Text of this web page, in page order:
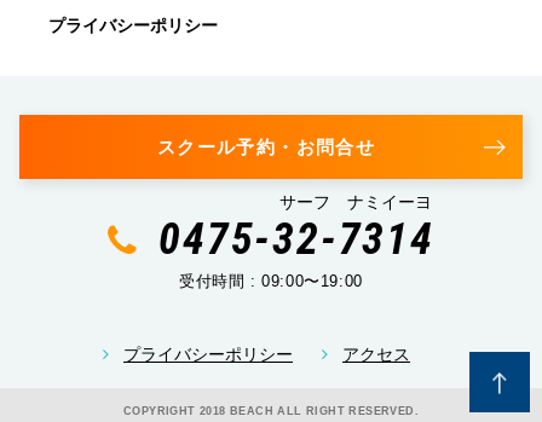
プライバシーポリシー
スクール予約・お問合せ
サーフ ナミイーヨ
0475-32-7314
受付時間 : 09:00〜19:00
プライバシーポリシー アクセス
COPYRIGHT 2018 BEACH ALL RIGHT RESERVED.